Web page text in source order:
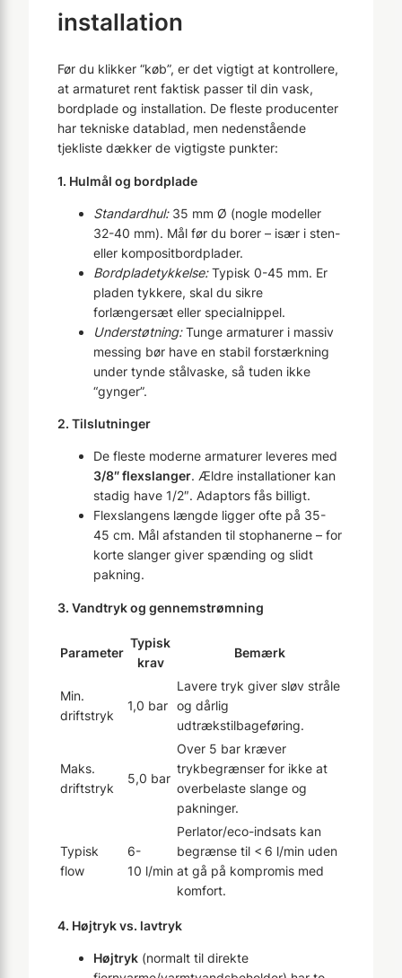
installation
Før du klikker “køb”, er det vigtigt at kontrollere,
at armaturet rent faktisk passer til din vask,
bordplade og installation. De fleste producenter
har tekniske datablad, men nedenstående
tjekliste dækker de vigtigste punkter:
1. Hulmål og bordplade
Standardhul:35 mm Ø (nogle modeller
32-40 mm). Mål før du borer – især i sten-
eller kompositbordplader.
Bordpladetykkelse:Typisk 0-45 mm. Er
pladen tykkere, skal du sikre
forlængersæt eller specialnippel.
Understøtning:Tunge armaturer i massiv
messing bør have en stabil forstærkning
under tynde stålvaske, så tuden ikke
“gynger”.
2. Tilslutninger
De fleste moderne armaturer leveres med
3/8″ flexslanger. Ældre installationer kan
stadig have 1/2″. Adaptors fås billigt.
Flexslangens længde ligger ofte på 35-
45 cm. Mål afstanden til stophanerne – for
korte slanger giver spænding og slidt
pakning.
3. Vandtryk og gennemstrømning
Parameter
Typisk
krav
Bemærk
Min.
driftstryk
1,0 bar
Lavere tryk giver sløv stråle
og dårlig
udtrækstilbageføring.
Maks.
driftstryk
5,0 bar
Over 5 bar kræver
trykbegrænser for ikke at
overbelaste slange og
pakninger.
Typisk
flow
6-
10 l/min
Perlator/eco-indsats kan
begrænse til < 6 l/min uden
at gå på kompromis med
komfort.
4. Højtryk vs. lavtryk
Højtryk (normalt til direkte